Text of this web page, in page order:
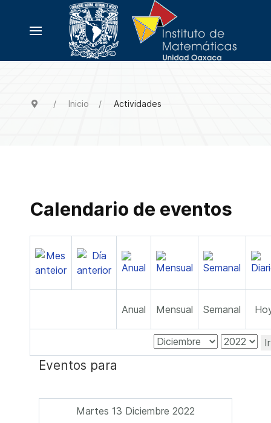
Inicio Actividades
Calendario de eventos
Anual Mensual Semanal
Eventos para
Martes 13 Diciembre 2022